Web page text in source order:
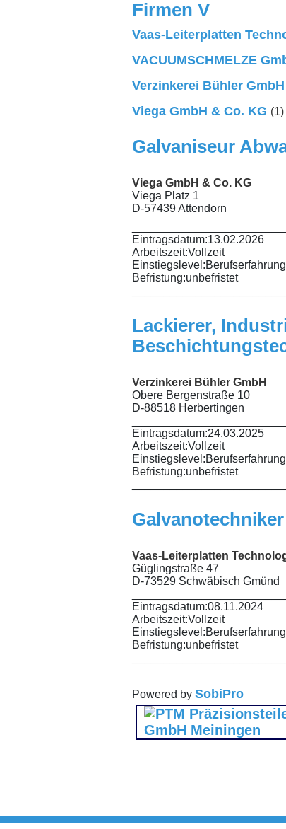
Firmen V
Vaas-Leiterplatten
VACUUMSCHMELZE
Verzinkerei Bühler GmbH
Viega GmbH & Co. KG (1)
Galvaniseur
Viega GmbH & Co. KG
Viega Platz 1
D-57439 Attendorn
Eintragsdatum:13.02.2026
Arbeitszeit:Vollzeit
Einstiegslevel:Berufserfahrung
Befristung:unbefristet
Lackierer,
Verzinkerei Bühler GmbH
Obere Bergenstraße 10
D-88518 Herbertingen
Eintragsdatum:24.03.2025
Arbeitszeit:Vollzeit
Einstiegslevel:Berufserfahrung
Befristung:unbefristet
Vaas-Leiterplatten
Güglingstraße 47
D-73529 Schwäbisch Gmünd
Eintragsdatum:08.11.2024
Arbeitszeit:Vollzeit
Einstiegslevel:Berufserfahrung
Befristung:unbefristet
Powered by SobiPro